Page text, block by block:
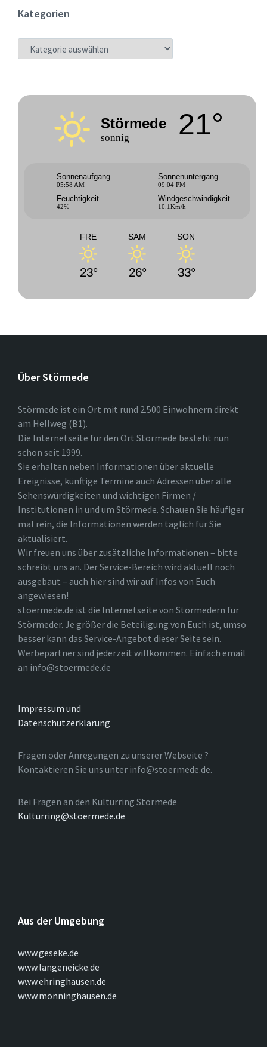
Kategorien
KATEGORIEN
Störmede
sonnig 21°
Sonnenaufgang
05:58 AM
Sonnenuntergang
09:04 PM
Feuchtigkeit
42%
Windgeschwindigkeit
10.1Km/h
FRE
23°
SAM
26°
SON
33°
Über Störmede
Störmede ist ein Ort mit rund 2.500 Einwohnern direkt
am Hellweg (B1).
Die Internetseite für den Ort Störmede besteht nun
schon seit 1999.
Sie erhalten neben Informationen über aktuelle
Ereignisse, künftige Termine auch Adressen über alle
Sehenswürdigkeiten und wichtigen Firmen /
Institutionen in und um Störmede. Schauen Sie häufiger
mal rein, die Informationen werden täglich für Sie
aktualisiert.
Wir freuen uns über zusätzliche Informationen – bitte
schreibt uns an. Der Service-Bereich wird aktuell noch
ausgebaut – auch hier sind wir auf Infos von Euch
angewiesen!
stoermede.de ist die Internetseite von Störmedern für
Störmeder. Je größer die Beteiligung von Euch ist, umso
besser kann das Service-Angebot dieser Seite sein.
Werbepartner sind jederzeit willkommen. Einfach email
an info@stoermede.de
Impressum und
Datenschutzerklärung
Fragen oder Anregungen zu unserer Webseite ?
Kontaktieren Sie uns unter info@stoermede.de.
Bei Fragen an den Kulturring Störmede
Kulturring@stoermede.de
Aus der Umgebung
www.geseke.de
www.langeneicke.de
www.ehringhausen.de
www.mönninghausen.de